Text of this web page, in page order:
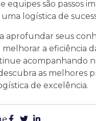
equipes são passos
logística de
aprofundar seus
a eficiência
acompanhando
as melhores
de excelência.